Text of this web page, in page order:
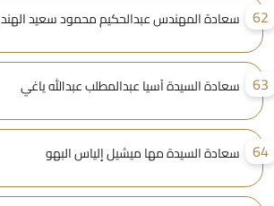
سعادة المهندس عبدالحكيم محمود سعيد الهندي
سعادة السيدة آسيا عبدالمطلب عبدالله ياغي
سعادة السيدة مها ميشيل إلياس البهو